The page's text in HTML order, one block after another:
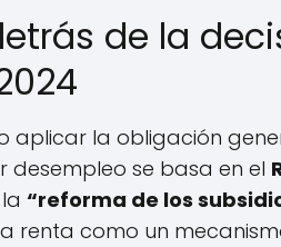
de la
aplicar la obligación
desempleo se basa en el
“reforma de los
renta como un